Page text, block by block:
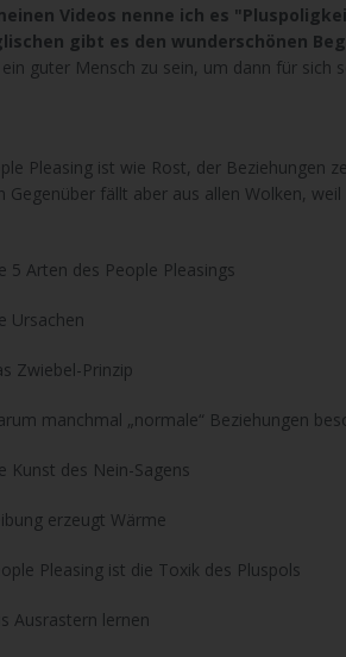
Videos nenne ich es
gibt es den wunderschönen
ein guter Mensch zu sein, um dann für sich
Pleasing ist wie Rost, der Beziehungen
Gegenüber fällt aber aus allen Wolken,
5 Arten des People Pleasings
Ursachen
Zwiebel-Prinzip
manchmal „normale“ Beziehungen
Kunst des Nein-Sagens
erzeugt Wärme
Pleasing ist die Toxik des Pluspols
Ausrastern lernen